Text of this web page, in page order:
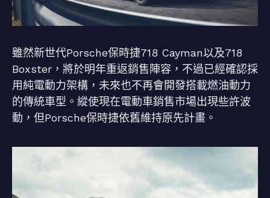
雖然新世代Porsche保時捷718 Cayman以及718
Boxster，將於明年重返銷售陣容，不過已經確認採
用純電動力架構，未來也不再會開發搭載燃油動力
的傳統車型。縱使現在電動車銷售市場出現些許波
動，但Porsche保時捷依舊維持原先計畫。